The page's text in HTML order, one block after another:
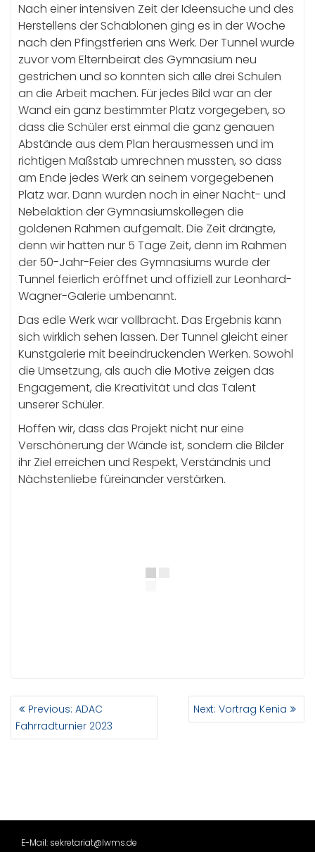
Nach einer intensiven Zeit der Ideensuche und des
Herstellens der Schablonen ging es in der Woche
nach den Pfingstferien ans Werk. Der Tunnel wurde
zuvor vom Elternbeirat des Gymnasium neu
gestrichen und so konnten sich alle drei Schulen
an die Arbeit machen. Für jedes Bild war an der
Wand ein ganz bestimmter Platz vorgegeben, so
dass die Schüler erst einmal die ganz genauen
Abstände aus dem Plan herausmessen und im
richtigen Maßstab umrechnen mussten, so dass
am Ende jedes Werk an seinem vorgegebenen
Platz war. Dann wurden noch in einer Nacht- und
Nebelaktion der Gymnasiumskollegen die
goldenen Rahmen aufgemalt. Die Zeit drängte,
denn wir hatten nur 5 Tage Zeit, denn im Rahmen
der 50-Jahr-Feier des Gymnasiums wurde der
Tunnel feierlich eröffnet und offiziell zur Leonhard-
Wagner-Galerie umbenannt.
Das edle Werk war vollbracht. Das Ergebnis kann
sich wirklich sehen lassen. Der Tunnel gleicht einer
Kunstgalerie mit beeindruckenden Werken. Sowohl
die Umsetzung, als auch die Motive zeigen das
Engagement, die Kreativität und das Talent
unserer Schüler.
Hoffen wir, dass das Projekt nicht nur eine
Verschönerung der Wände ist, sondern die Bilder
ihr Ziel erreichen und Respekt, Verständnis und
Nächstenliebe füreinander verstärken.
BEITRAGSNAVIGATION
Previous: Previous
post:
ADAC
Fahrradturnier 2023
Next: Next
post:
Vortrag Kenia
E-Mail: sekretariat@lwms.de